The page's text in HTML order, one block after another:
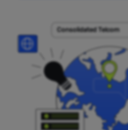
Consolidated Telcom